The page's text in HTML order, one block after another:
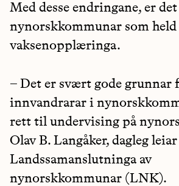
Med desse endringane, er
nynorskkommunar som
vaksenopplæringa.
– Det er svært gode grunnar
innvandrarar i
rett til undervising på
Olav B. Langåker, dagleg
Landssamanslutninga av
nynorskkommunar (LNK).